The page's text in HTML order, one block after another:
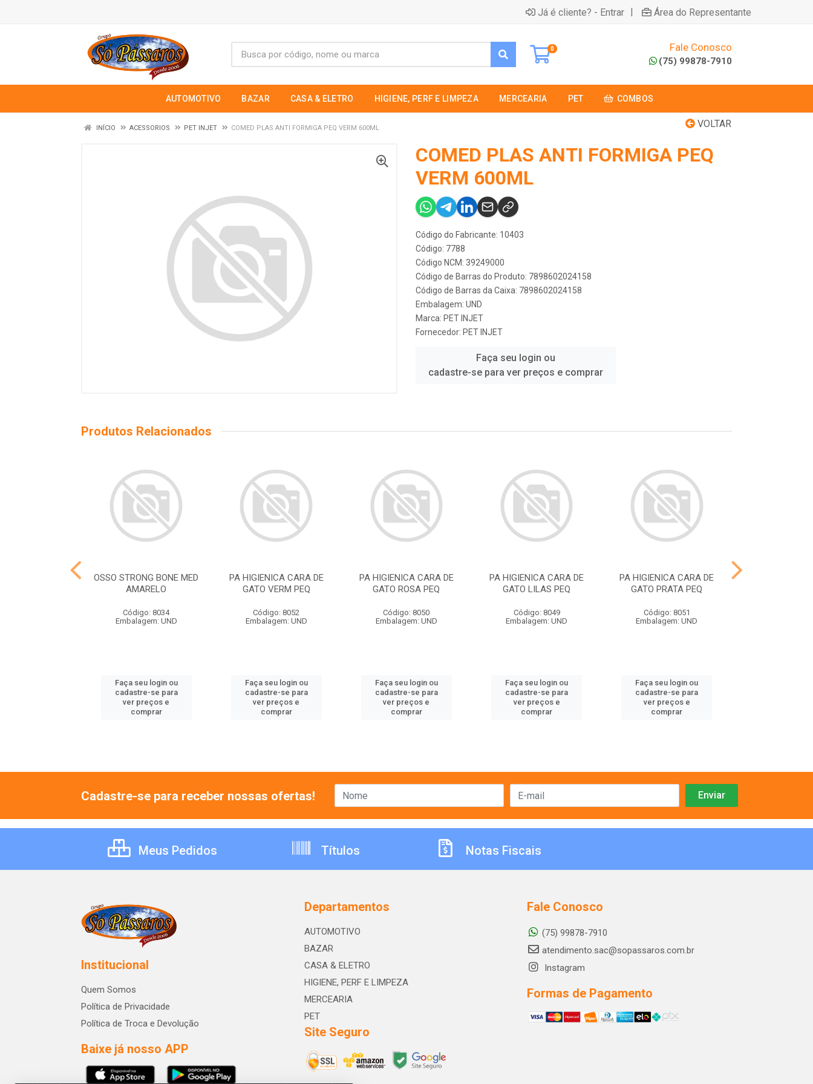
Já é cliente? - Entrar | Área do Representante
0 Fale Conosco
(75) 99878-7910
AUTOMOTIVO BAZAR CASA & ELETRO HIGIENE, PERF E LIMPEZA MERCEARIA PET COMBOS
VOLTAR
INÍCIO ACESSORIOS PET INJET COMED PLAS ANTI FORMIGA PEQ VERM 600ML
COMED PLAS ANTI FORMIGA PEQ
VERM 600ML
Código do Fabricante: 10403
Código: 7788
Código NCM: 39249000
Código de Barras do Produto: 7898602024158
Código de Barras da Caixa: 7898602024158
Embalagem: UND
Marca: PET INJET
Fornecedor: PET INJET
Faça seu login ou
cadastre-se para ver preços e comprar
Produtos Relacionados
OSSO STRONG BONE MED
AMARELO
Código: 8034
Embalagem: UND
Faça seu login ou
cadastre-se para
ver preços e
comprar
PA HIGIENICA CARA DE
GATO VERM PEQ
Código: 8052
Embalagem: UND
Faça seu login ou
cadastre-se para
ver preços e
comprar
PA HIGIENICA CARA DE
GATO ROSA PEQ
Código: 8050
Embalagem: UND
Faça seu login ou
cadastre-se para
ver preços e
comprar
PA HIGIENICA CARA DE
GATO LILAS PEQ
Código: 8049
Embalagem: UND
Faça seu login ou
cadastre-se para
ver preços e
comprar
PA HIGIENICA CARA DE
GATO PRATA PEQ
Código: 8051
Embalagem: UND
Faça seu login ou
cadastre-se para
ver preços e
comprar
Cadastre-se para receber nossas ofertas!
Meus Pedidos Títulos Notas Fiscais
Institucional
Quem Somos
Política de Privacidade
Política de Troca e Devolução
Baixe já nosso APP
Departamentos
AUTOMOTIVO
BAZAR
CASA & ELETRO
HIGIENE, PERF E LIMPEZA
MERCEARIA
PET
Site Seguro
Fale Conosco
(75) 99878-7910
atendimento.sac@sopassaros.com.br
Instagram
Formas de Pagamento